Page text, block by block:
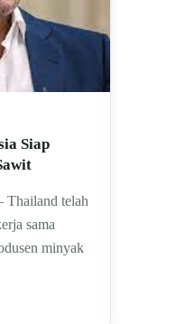
Siap
telah
sama
minyak